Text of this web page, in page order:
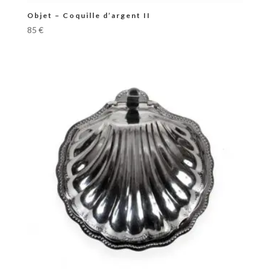
Objet – Coquille d’argent II
85 €